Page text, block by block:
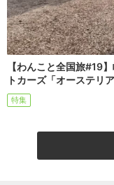
【わんこと全国旅#19
トカーズ「オーステリ
特集